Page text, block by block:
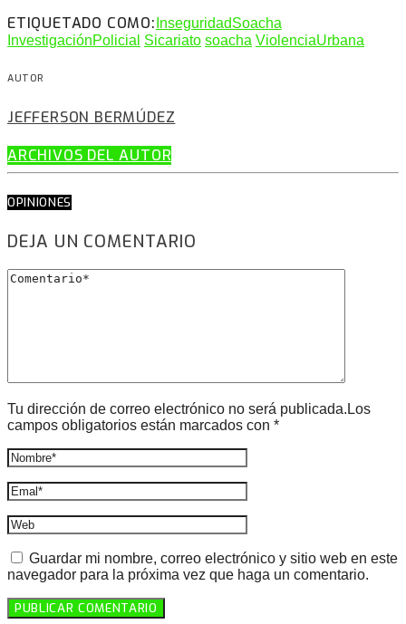
ETIQUETADO COMO: InseguridadSoacha
InvestigaciónPolicial Sicariato soacha ViolenciaUrbana
AUTOR
JEFFERSON BERMÚDEZ
ARCHIVOS DEL AUTOR
OPINIONES
DEJA UN COMENTARIO
Tu dirección de correo electrónico no será publicada.Los
campos obligatorios están marcados con *
Guardar mi nombre, correo electrónico y sitio web en este
navegador para la próxima vez que haga un comentario.